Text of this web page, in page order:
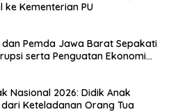
Kementerian PU
dan Pemda Jawa Barat Sepakati
serta Penguatan Ekonomi
Nasional 2026: Didik Anak
Keteladanan Orang Tua